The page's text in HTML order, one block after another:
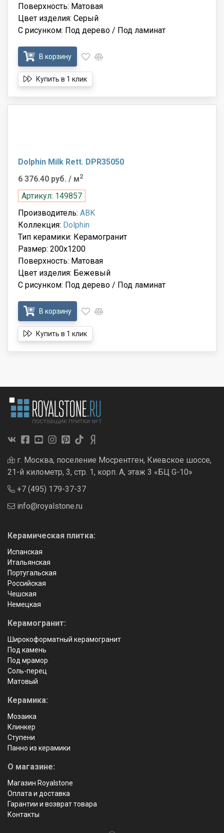
Поверхность: Матовая
Цвет изделия: Серый
С рисунком: Под дерево / Под ламинат
В корзину
Купить в 1 клик
Dolphin Milk Rett. DPR35050
6 376.40 руб. / м2
Артикул: 149857
Производитель: ABK
Коллекция: Dolphin
Тип керамики: Керамогранит
Размер: 200x1200
Поверхность: Матовая
Цвет изделия: Бежевый
С рисунком: Под дерево / Под ламинат
В корзину
Купить в 1 клик
г. Москва, поселение Мосрентген, Киевское шоссе,
21-й километр, 3, стр. 1, корп. А, этаж 3 «БЦ G-10»
+7 (495) 179-37-37
info@royalstone.ru
Керамическая плитка:
Испанская
Итальянская
Португальская
Российская
Чешская
Немецкая
Керамогранит:
Широкоформатный керамогранит
Под камень
Под мрамор
Соль-перец
Матовый
Керамика:
Мозаика
Клинкер
Ступени
Панно из керамики
О магазине:
Магазин Royalstone
Оплата и доставка
Гарантии и возврат товара
Контакты